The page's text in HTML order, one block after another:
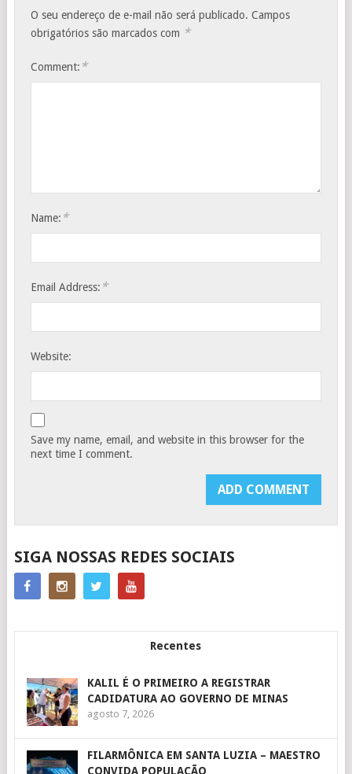
O seu endereço de e-mail não será publicado. Campos
obrigatórios são marcados com *
Comment: *
Name: *
Email Address: *
Website:
Save my name, email, and website in this browser for the
next time I comment.
SIGA NOSSAS REDES SOCIAIS
Recentes
KALIL É O PRIMEIRO A REGISTRAR
CADIDATURA AO GOVERNO DE MINAS
agosto 7, 2026
FILARMÔNICA EM SANTA LUZIA – MAESTRO
CONVIDA POPULAÇÃO